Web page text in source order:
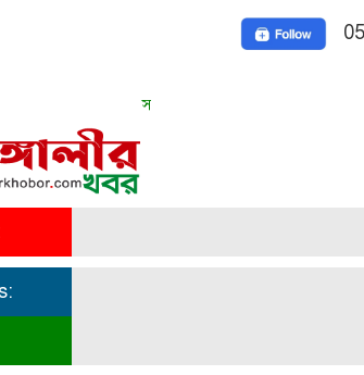
সত্য সব সময় সুন্দর